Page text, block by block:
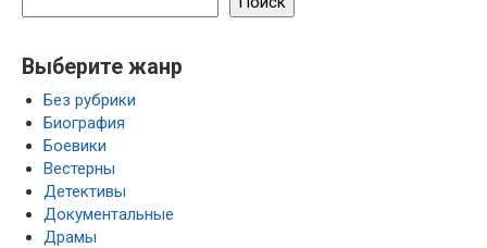
Выберите жанр
Без рубрики
Биография
Боевики
Вестерны
Детективы
Документальные
Драмы